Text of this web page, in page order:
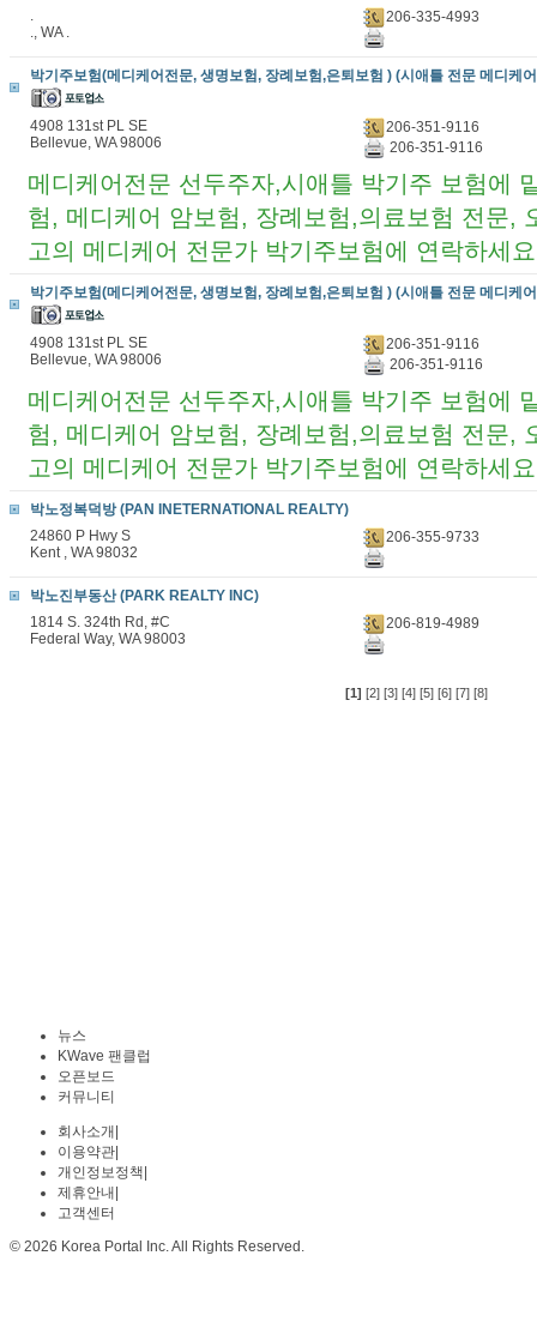
.
., WA .
206-335-4993
박기주보험(메디케어전문, 생명보험, 장례보험,은퇴보험 ) (시애틀 전문 메디케
4908 131st PL SE
Bellevue, WA 98006
206-351-9116
206-351-9116
메디케어전문 선두주자,시애틀 박기주 보험에
험, 메디케어 암보험, 장례보험,의료보험 전문,
고의 메디케어 전문가 박기주보험에 연락하세
박기주보험(메디케어전문, 생명보험, 장례보험,은퇴보험 ) (시애틀 전문 메디케
4908 131st PL SE
Bellevue, WA 98006
206-351-9116
206-351-9116
메디케어전문 선두주자,시애틀 박기주 보험에
험, 메디케어 암보험, 장례보험,의료보험 전문,
고의 메디케어 전문가 박기주보험에 연락하세
박노정복덕방 (PAN INETERNATIONAL REALTY)
24860 P Hwy S
Kent , WA 98032
206-355-9733
박노진부동산 (PARK REALTY INC)
1814 S. 324th Rd, #C
Federal Way, WA 98003
206-819-4989
[1] [2] [3] [4] [5] [6] [7] [8]
뉴스
KWave 팬클럽
오픈보드
커뮤니티
회사소개
이용약관
개인정보정책
제휴안내
고객센터
© 2026 Korea Portal Inc. All Rights Reserved.